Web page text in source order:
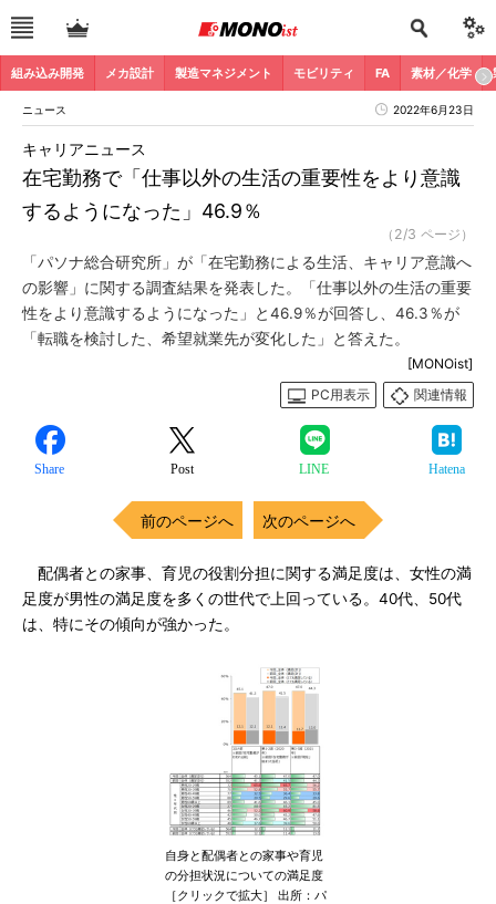
組み込み開発 メカ設計 製造マネジメント モビリティ FA 素材／化学
ニュース 2022年6月23日
在宅勤務で「仕事以外の生活の重要性をより意識
するようになった」46.9％
キャリアニュース
（2/3 ページ）
「パソナ総合研究所」が「在宅勤務による生活、キャリア意識へ
の影響」に関する調査結果を発表した。「仕事以外の生活の重要
性をより意識するようになった」と46.9％が回答し、46.3％が
「転職を検討した、希望就業先が変化した」と答えた。
[MONOist]
PC用表示
関連情報
Share Post LINE Hatena
前のページへ 次のページへ
配偶者との家事、育児の役割分担に関する満足度は、女性の満
足度が男性の満足度を多くの世代で上回っている。40代、50代
は、特にその傾向が強かった。
自身と配偶者との家事や育児
の分担状況についての満足度
［クリックで拡大］ 出所：パ